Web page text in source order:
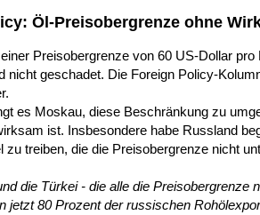
Öl-Preisobergrenze ohne
Preisobergrenze von 60 US-Dollar
nicht geschadet. Die Foreign Policy-
es Moskau, diese Beschränkung zu
ist. Insbesondere habe Russland
zu treiben, die die Preisobergrenze nicht
die Türkei - die alle die Preisobergrenze
jetzt 80 Prozent der russischen